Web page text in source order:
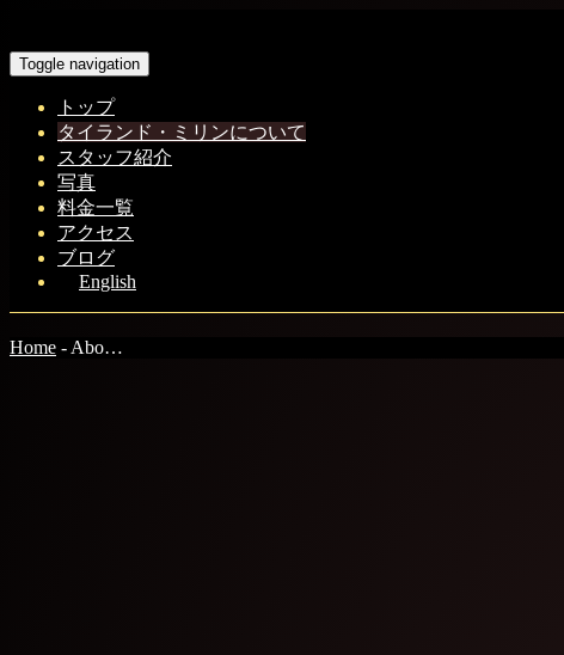
Toggle navigation
トップ
タイランド・ミリンについて
スタッフ紹介
写真
料金一覧
アクセス
ブログ
English
Home - Abo…